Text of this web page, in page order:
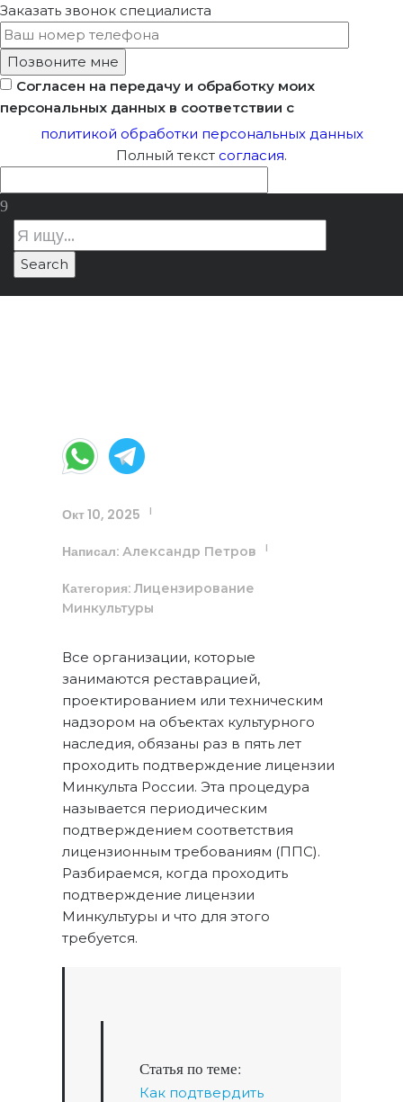
Заказать звонок специалиста
Согласен на передачу и обработку моих
персональных данных в соответствии с
политикой обработки персональных данных
Полный текст согласия.
Окт 10, 2025 |
Написал: Александр Петров |
Категория: Лицензирование
Минкультуры
Все организации, которые
занимаются реставрацией,
проектированием или техническим
надзором на объектах культурного
наследия, обязаны раз в пять лет
проходить подтверждение лицензии
Минкульта России. Эта процедура
называется периодическим
подтверждением соответствия
лицензионным требованиям (ППС).
Разбираемся, когда проходить
подтверждение лицензии
Минкультуры и что для этого
требуется.
Статья по теме:
Как подтвердить